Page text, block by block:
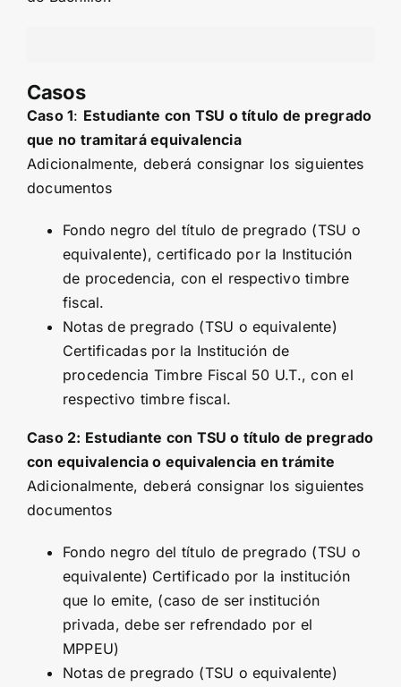
Casos
Caso 1: Estudiante con TSU o título de pregrado
que no tramitará equivalencia
Adicionalmente, deberá consignar los siguientes
documentos
Fondo negro del título de pregrado (TSU o
equivalente), certificado por la Institución
de procedencia, con el respectivo timbre
fiscal.
Notas de pregrado (TSU o equivalente)
Certificadas por la Institución de
procedencia Timbre Fiscal 50 U.T., con el
respectivo timbre fiscal.
Caso 2: Estudiante con TSU o título de pregrado
con equivalencia o equivalencia en trámite
Adicionalmente, deberá consignar los siguientes
documentos
Fondo negro del título de pregrado (TSU o
equivalente) Certificado por la institución
que lo emite, (caso de ser institución
privada, debe ser refrendado por el
MPPEU)
Notas de pregrado (TSU o equivalente)